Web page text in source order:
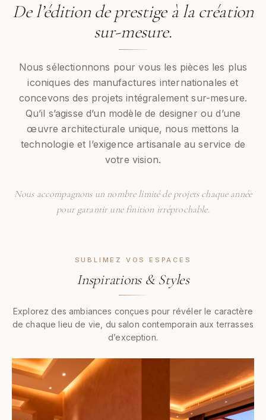
De l’édition de prestige à la création
sur-mesure.
Nous sélectionnons pour vous les pièces les plus
iconiques des manufactures internationales et
concevons des projets intégralement sur-mesure.
Qu’il s’agisse d’un modèle de designer ou d’une
œuvre architecturale unique, nous mettons la
technologie et l’exigence artisanale au service de
votre vision.
Nous accompagnons un nombre limité de projets chaque année
pour garantir une finition irréprochable.
SUBLIMEZ VOS ESPACES
Inspirations & Styles
Explorez des ambiances conçues pour révéler le caractère
de chaque lieu de vie, du salon contemporain aux terrasses
d’exception.